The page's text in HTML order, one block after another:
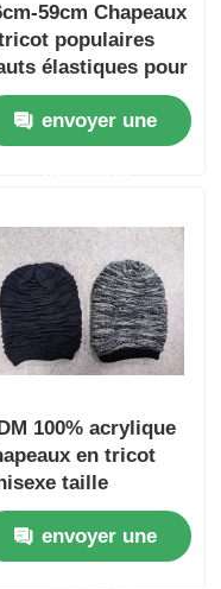
59cm Chapeaux
populaires
élastiques pour
envoyer une
100% acrylique
en tricot
taille
envoyer une